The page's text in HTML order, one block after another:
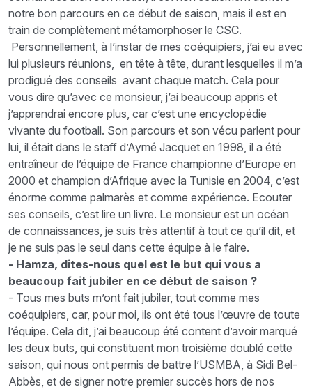
notre bon parcours en ce début de saison, mais il est en
train de complètement métamorphoser le CSC.
Personnellement, à l’instar de mes coéquipiers, j’ai eu avec
lui plusieurs réunions, en tête à tête, durant lesquelles il m’a
prodigué des conseils avant chaque match. Cela pour
vous dire qu’avec ce monsieur, j’ai beaucoup appris et
j’apprendrai encore plus, car c’est une encyclopédie
vivante du football. Son parcours et son vécu parlent pour
lui, il était dans le staff d’Aymé Jacquet en 1998, il a été
entraîneur de l’équipe de France championne d’Europe en
2000 et champion d’Afrique avec la Tunisie en 2004, c’est
énorme comme palmarès et comme expérience. Ecouter
ses conseils, c’est lire un livre. Le monsieur est un océan
de connaissances, je suis très attentif à tout ce qu’il dit, et
je ne suis pas le seul dans cette équipe à le faire.
- Hamza, dites-nous quel est le but qui vous a
beaucoup fait jubiler en ce début de saison ?
- Tous mes buts m’ont fait jubiler, tout comme mes
coéquipiers, car, pour moi, ils ont été tous l’œuvre de toute
l’équipe. Cela dit, j’ai beaucoup été content d’avoir marqué
les deux buts, qui constituent mon troisième doublé cette
saison, qui nous ont permis de battre l’USMBA, à Sidi Bel-
Abbès, et de signer notre premier succès hors de nos